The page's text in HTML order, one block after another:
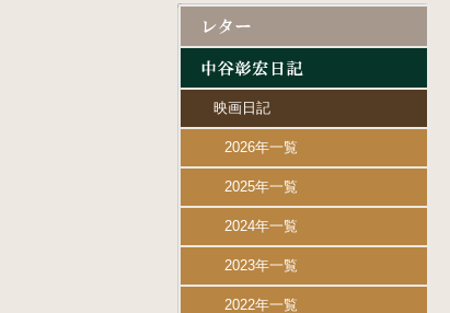
映画日記
2026年一覧
2025年一覧
2024年一覧
2023年一覧
2022年一覧